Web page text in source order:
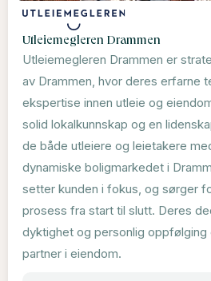
Utleiemegleren Drammen
Utleiemegleren Drammen er
av Drammen, hvor deres erfarne
ekspertise innen utleie og
solid lokalkunnskap og en
de både utleiere og leietakere
dynamiske boligmarkedet i
setter kunden i fokus, og sørger
prosess fra start til slutt. Deres
dyktighet og personlig oppfølging
partner i eiendom.